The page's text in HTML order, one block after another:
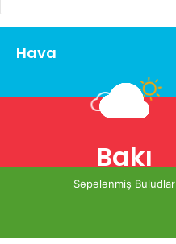
Hava
Bakı
Səpələnmiş Buludlar